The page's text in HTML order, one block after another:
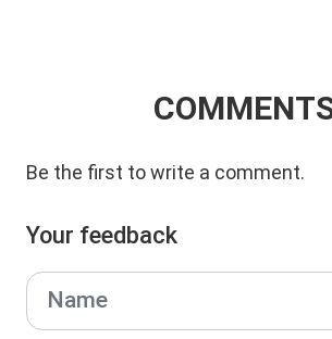
Be the first to write a comment.
Your feedback